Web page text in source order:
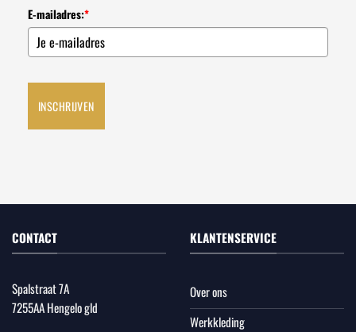
E-mailadres:*
INSCHRIJVEN
CONTACT
Spalstraat 7A
7255AA Hengelo gld
KLANTENSERVICE
Over ons
Werkkleding